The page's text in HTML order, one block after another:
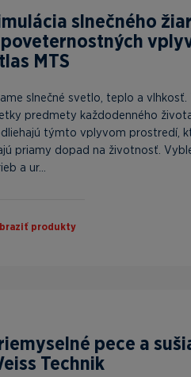
slnečného
MTS
slnečné svetlo, teplo a vlhkosť.
predmety každodenného
týmto vplyvom prostredí,
priamy dopad na životnosť.
a ur...
produkty
pece a
Technik